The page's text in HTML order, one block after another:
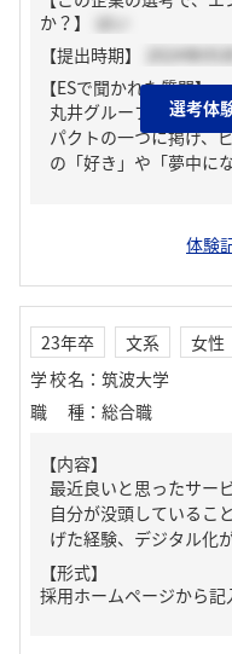
か？】
はい
【提出時期】
2024年05
【ESで聞かれた質問】
丸井グループは、『一
パクトの一つに掲げ、
の「好き」や「夢中に
体験
選考体
23年卒 文系
女性
学校名 ： 筑波大学
職種 ： 総合職
【内容】
最近良いと思ったサー
自分が没頭しているこ
げた経験、デジタル化
【形式】
採用ホームページから記